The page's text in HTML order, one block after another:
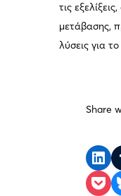
τις
μετάβασης,
λύσεις για
Share
Share on LinkedIn Share on Tumblr
Share on Pocket
Share